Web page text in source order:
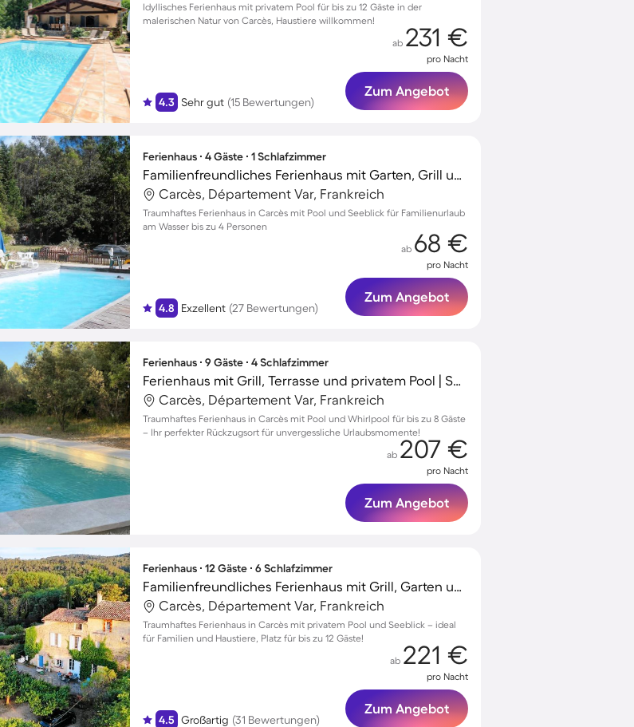
Idyllisches Ferienhaus mit privatem Pool für bis zu 12 Gäste in der
malerischen Natur von Carcès, Haustiere willkommen!
4.3 Sehr gut (15 Bewertungen)
ab 231 €
pro Nacht
Zum Angebot
Ferienhaus ∙ 4 Gäste ∙ 1 Schlafzimmer
Familienfreundliches Ferienhaus mit Garten, Grill und Terrasse | Seeblick
Carcès, Département Var, Frankreich
Traumhaftes Ferienhaus in Carcès mit Pool und Seeblick für Familienurlaub
am Wasser bis zu 4 Personen
4.8 Exzellent (27 Bewertungen)
ab 68 €
pro Nacht
Zum Angebot
Ferienhaus ∙ 9 Gäste ∙ 4 Schlafzimmer
Ferienhaus mit Grill, Terrasse und privatem Pool | Seeblick
Carcès, Département Var, Frankreich
Traumhaftes Ferienhaus in Carcès mit Pool und Whirlpool für bis zu 8 Gäste
– Ihr perfekter Rückzugsort für unvergessliche Urlaubsmomente!
ab 207 €
pro Nacht
Zum Angebot
Ferienhaus ∙ 12 Gäste ∙ 6 Schlafzimmer
Familienfreundliches Ferienhaus mit Grill, Garten und Terrasse | Seeblick | Haustiere sind willkommen
Carcès, Département Var, Frankreich
Traumhaftes Ferienhaus in Carcès mit privatem Pool und Seeblick – ideal
für Familien und Haustiere, Platz für bis zu 12 Gäste!
4.5 Großartig (31 Bewertungen)
ab 221 €
pro Nacht
Zum Angebot